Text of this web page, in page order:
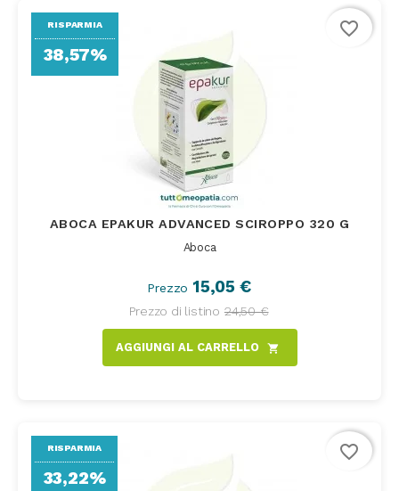
ABOCA EPAKUR ADVANCED SCIROPPO 320 G
Aboca
Prezzo 15,05 €
Prezzo di listino 24,50 €
AGGIUNGI AL CARRELLO shopping_cart
RISPARMIA
38,57%
favorite_border
RISPARMIA
33,22%
favorite_border